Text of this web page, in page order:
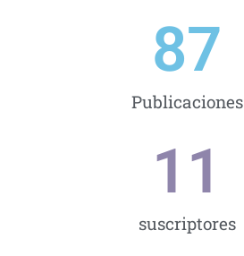
Publicaciones
87
suscriptores
11